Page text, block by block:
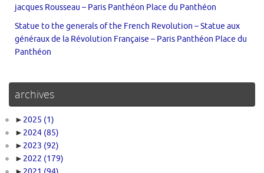
jacques Rousseau – Paris Panthéon Place du Panthéon
Statue to the generals of the French Revolution – Statue aux
généraux de la Révolution Française – Paris Panthéon Place du
Panthéon
archives
► 2025 (1)
► 2024 (85)
► 2023 (92)
► 2022 (179)